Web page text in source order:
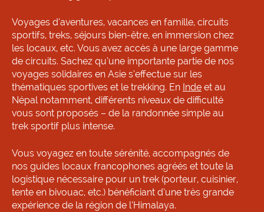
Voyages d’aventures, vacances en famille, circuits
sportifs, treks, séjours bien-être, en immersion chez
les locaux, etc. Vous avez accès à une large gamme
de circuits. Sachez qu’une importante partie de nos
voyages solidaires en Asie s’effectue sur les
thématiques sportives et le trekking. En Inde et au
Népal notamment, différents niveaux de difficulté
vous sont proposés – de la randonnée simple au
trek sportif plus intense.
Vous voyagez en toute sérénité, accompagnés de
nos guides locaux francophones agréés et toute la
logistique nécessaire pour un trek (porteur, cuisinier,
tente en bivouac, etc.) bénéficiant d’une très grande
expérience de la région de l’Himalaya.